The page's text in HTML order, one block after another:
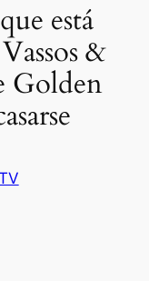
está
&
Golden